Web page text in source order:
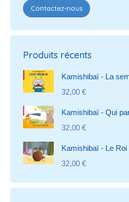
Contactez-nous
Produits récents
Kamishibaï - La
32,00 €
Kamishibaï - Qui
32,00 €
Kamishibaï - Le
32,00 €